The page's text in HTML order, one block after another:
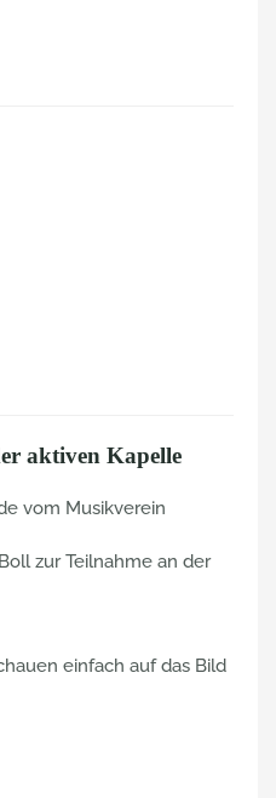
aktiven Kapelle
vom Musikverein
zur Teilnahme an der
einfach auf das Bild